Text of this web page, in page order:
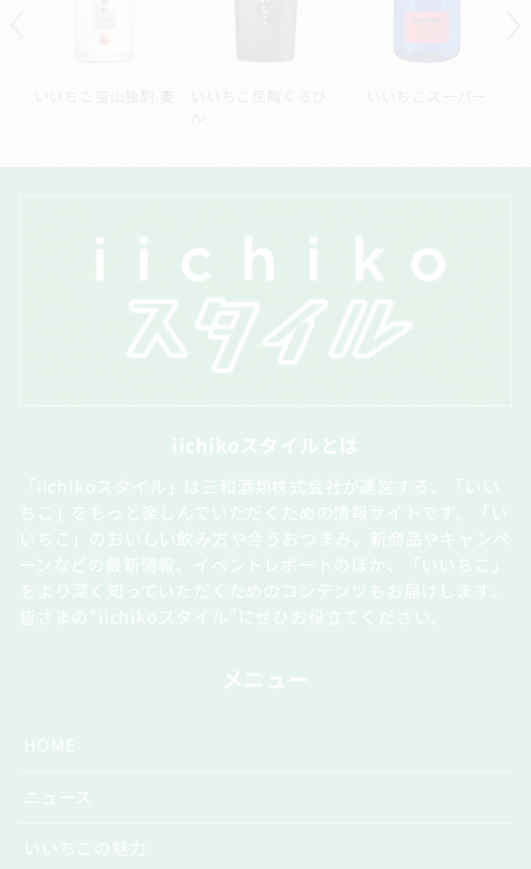
iichikoスタイルとは
「iichikoスタイル」は三和酒類株式会社が運営する、「いい
ちこ」をもっと楽しんでいただくための情報サイトです。「い
いちこ」のおいしい飲み方や合うおつまみ、新商品やキャンペ
ーンなどの最新情報、イベントレポートのほか、「いいちこ」
をより深く知っていただくためのコンテンツもお届けします。
皆さまの“iichikoスタイル”にぜひお役立てください。
メニュー
HOME
ニュース
いいちこの魅力